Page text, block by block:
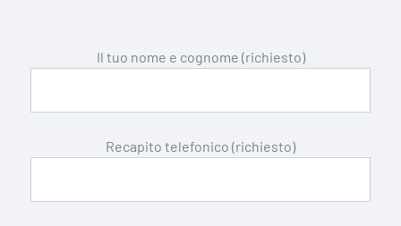
Il tuo nome e cognome (richiesto)
Recapito telefonico (richiesto)